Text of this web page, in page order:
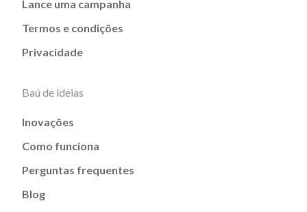
Lance uma campanha
Termos e condições
Privacidade
Baú de ideias
Inovações
Como funciona
Perguntas frequentes
Blog